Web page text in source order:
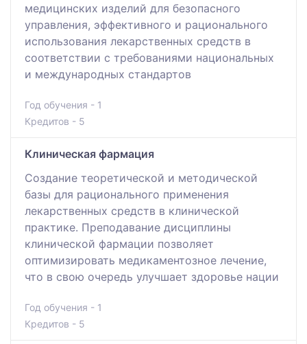
медицинских изделий для безопасного
управления, эффективного и рационального
использования лекарственных средств в
соответствии с требованиями национальных
и международных стандартов
Год обучения - 1
Кредитов - 5
Клиническая фармация
Создание теоретической и методической
базы для рационального применения
лекарственных средств в клинической
практике. Преподавание дисциплины
клинической фармации позволяет
оптимизировать медикаментозное лечение,
что в свою очередь улучшает здоровье нации
Год обучения - 1
Кредитов - 5